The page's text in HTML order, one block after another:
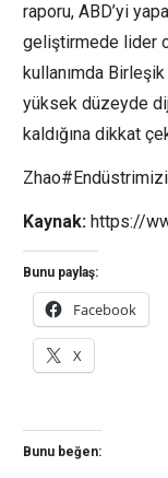
raporu, ABD’yi
geliştirmede lider
kullanımda
yüksek düzeyde
kaldığına dikkat
Kaynak: https://
Bunu paylaş:
Facebook
X
Bunu beğen: